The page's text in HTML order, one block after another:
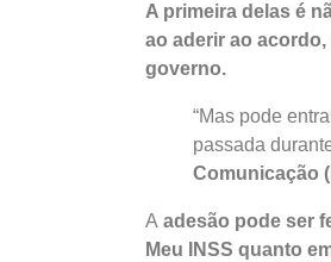
A primeira delas é
ao aderir ao
governo.
“Mas pode
passada
Comunicação
A adesão pode ser
Meu INSS quanto